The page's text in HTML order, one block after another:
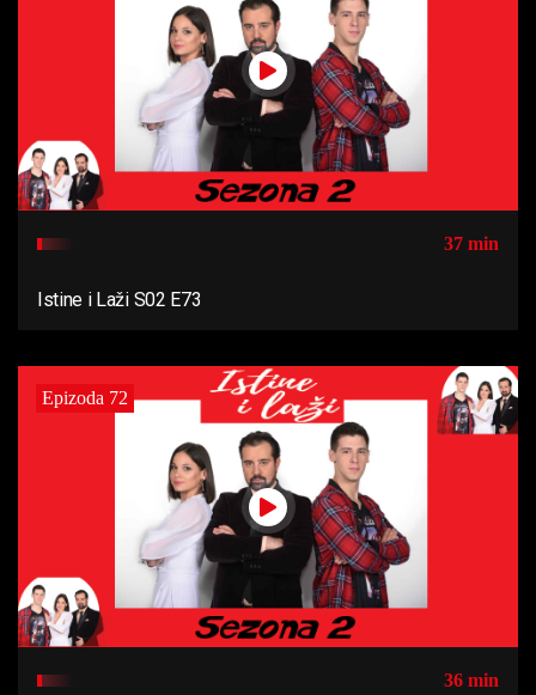
37 min
Istine i Laži S02 E73
Epizoda 72
36 min